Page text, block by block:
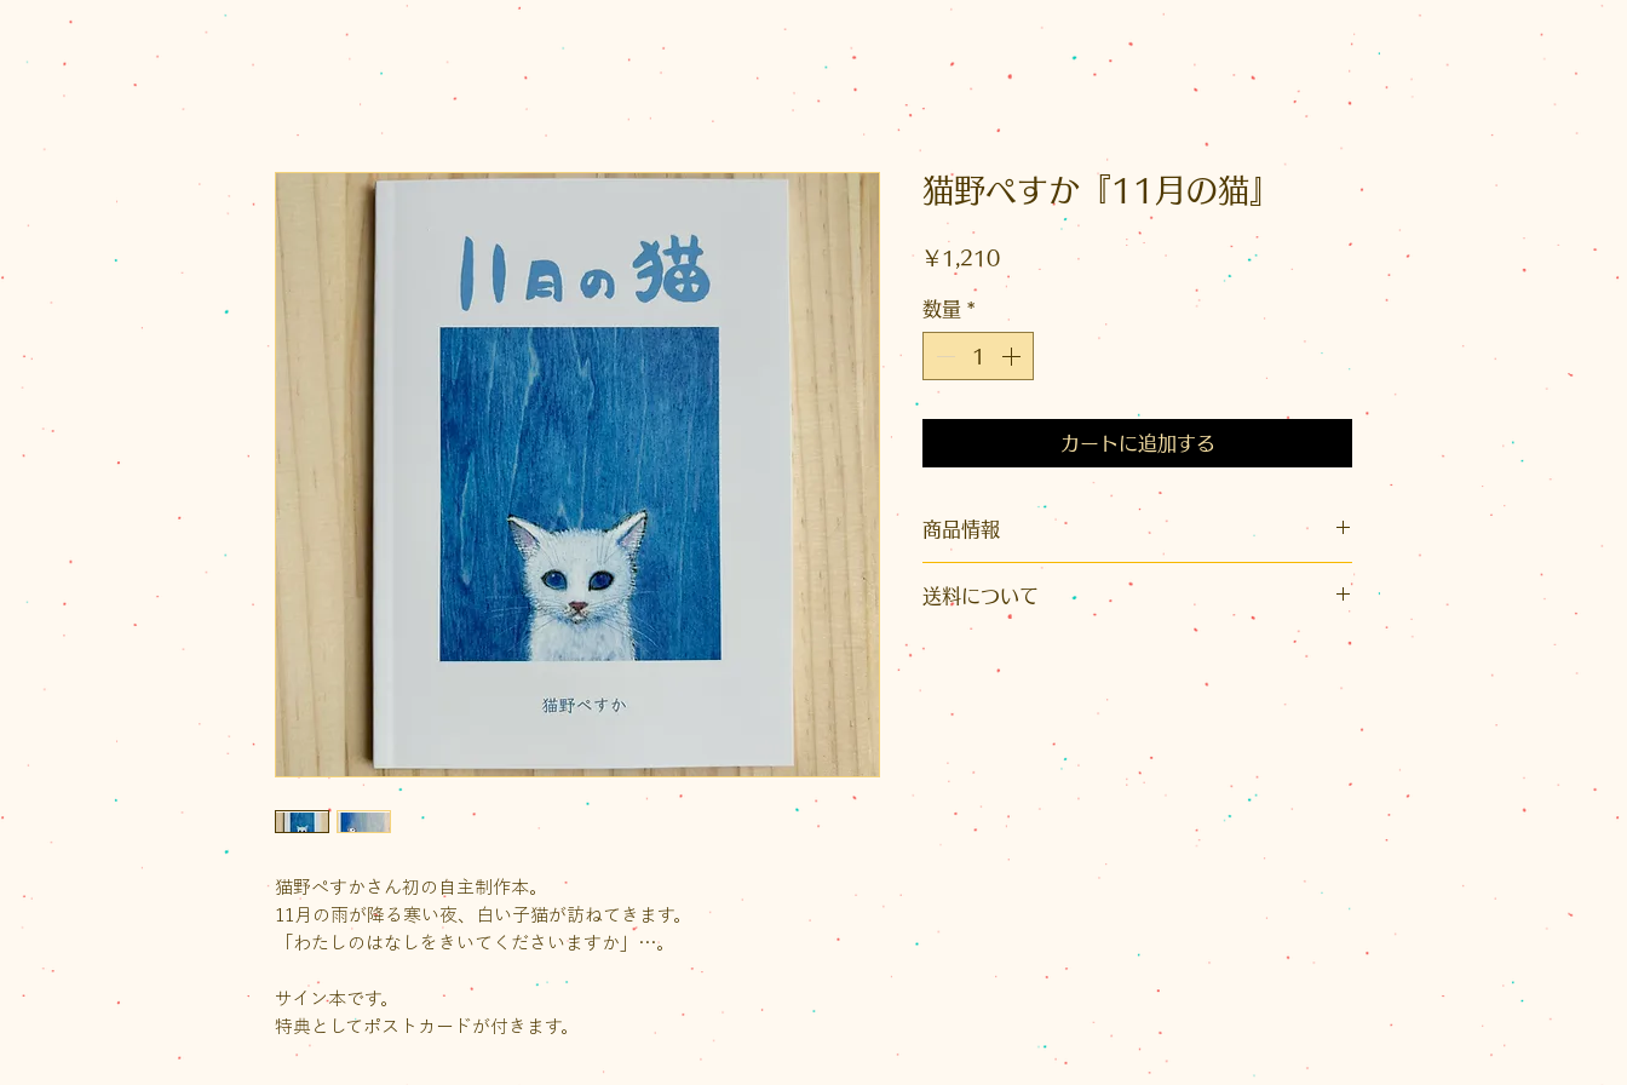
猫野ぺすかさん初の自主制作本。
11月の雨が降る寒い夜、白い子猫が訪ねてきます。
「わたしのはなしをきいてくださいますか」…。
サイン本です。
特典としてポストカードが付きます。
猫野ぺすか『11月の猫』
￥1,210価
格
数量 *
カートに追加する
商品情報
サイズ ：縦148×横105(mm)
ページ数：34ページ（A6判）、オールカラー
送料について
こちらの商品はクリックポスト利用可能です。
※発送はクリックポスト（¥200）、佐川急便（60サ
イズ）またはレターパックプラス（¥600）のいずれ
かとなります。また、60サイズを超える場合とお送
り先が沖縄県の場合は、別途計算してご連絡させて
いただきます。
ご注文後に荷物の量を確認し、改めて受注メールで
送料をご案内いたします。
なお、1回のお買い物で商品代金の合計が11,000円
（税込）以上の場合は、1箇所の配達のクリックポス
トの送料が無料、佐川急便またはレターパックプラ